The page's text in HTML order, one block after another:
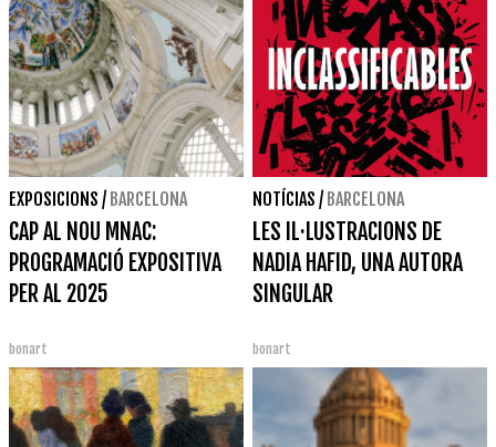
EXPOSICIONS / BARCELONA
CAP AL NOU MNAC:
PROGRAMACIÓ EXPOSITIVA
PER AL 2025
bonart
NOTÍCIAS / BARCELONA
LES IL·LUSTRACIONS DE
NADIA HAFID, UNA AUTORA
SINGULAR
bonart